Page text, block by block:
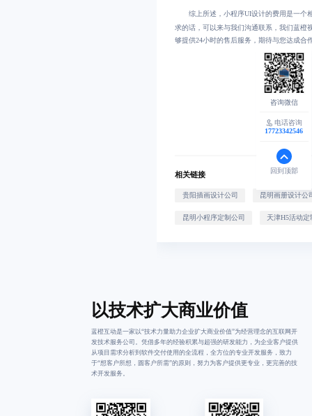
综上所述，小程序UI设计的费用是一个
求的话，可以来与我们沟通联系，我们蓝橙
够提供24小时的售后服务，期待与您达成合
相关链接
贵阳插画设计公司 昆明画册设计公
昆明小程序定制公司 天津H5活动定
电话咨询
17723342546
回到顶部
以技术扩大商业价值
蓝橙互动是一家以“技术力量助力企业扩大商业价值”为经营理念的互联网开
发技术服务公司。凭借多年的经验积累与超强的研发能力，为企业客户提供
从项目需求分析到软件交付使用的全流程，全方位的专业开发服务，致力
于“想客户所想，圆客户所需”的原则，努力为客户提供更专业，更完善的技
术开发服务。